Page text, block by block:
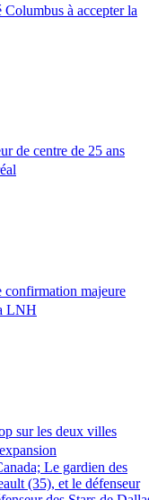
à accepter la
de centre de 25 ans
confirmation majeure
LNH
sur les deux villes